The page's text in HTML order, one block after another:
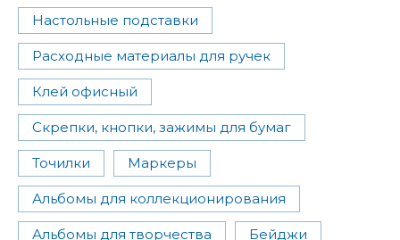
Настольные подставки
Расходные материалы для ручек
Клей офисный
Скрепки, кнопки, зажимы для бумаг
Точилки Маркеры
Альбомы для коллекционирования
Альбомы для творчества Бейджи